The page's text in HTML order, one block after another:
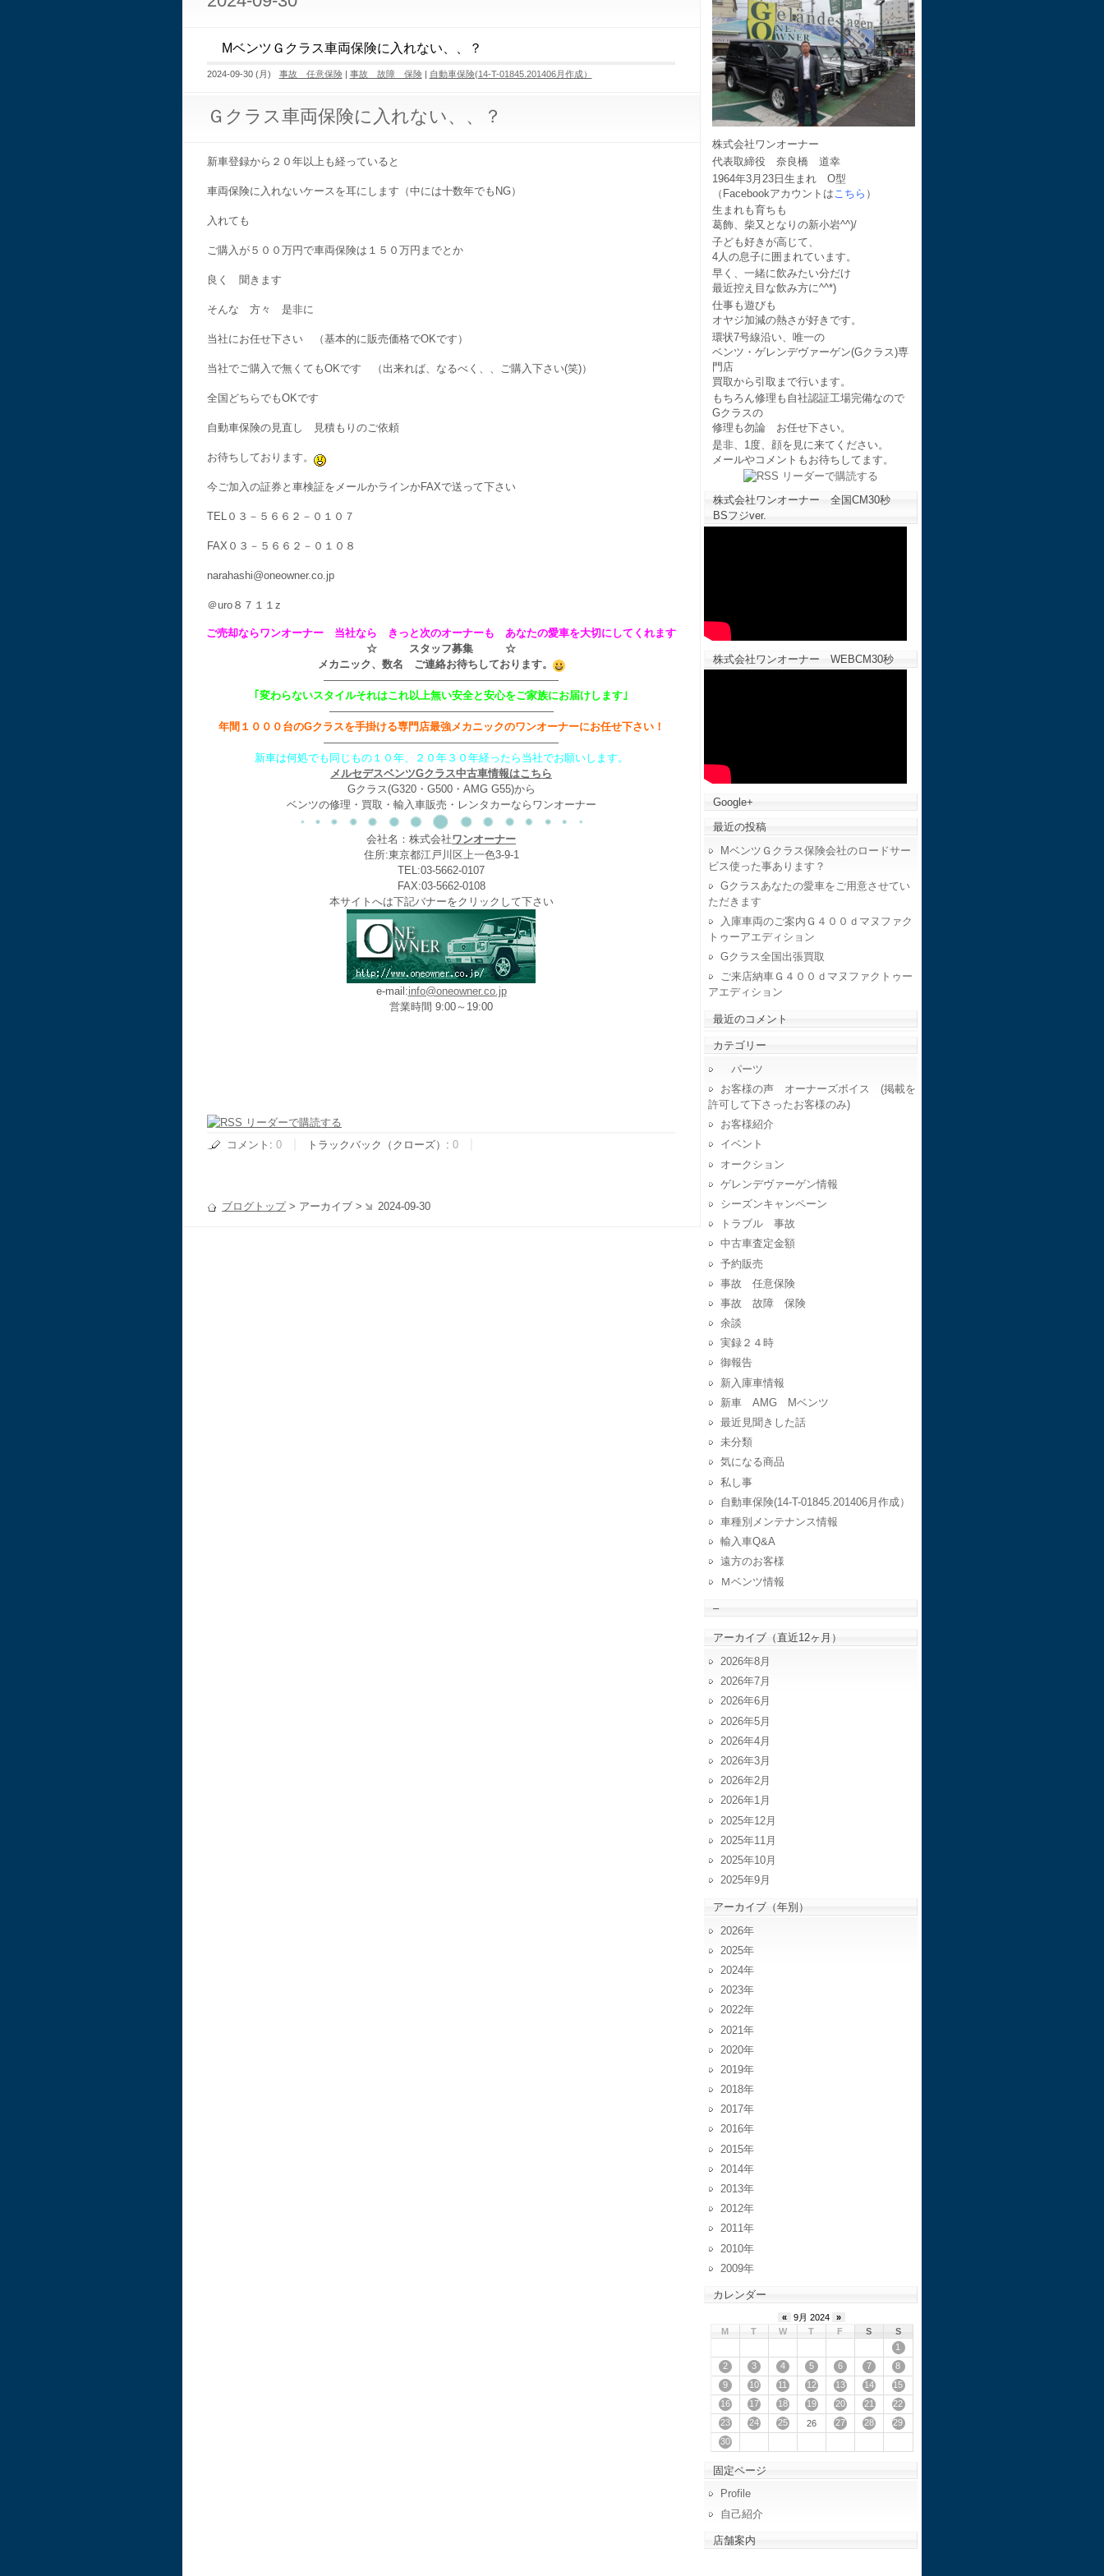
MベンツＧクラス車両保険に入れない、、？
2024-09-30 (月) 事故 任意保険| 事故 故障 保険| 自動車保険(14-T-01845.201406月作成）
Ｇクラス車両保険に入れない、、？
新車登録から２０年以上も経っていると
車両保険に入れないケースを耳にします（中には十数年でもNG）
入れても
ご購入が５００万円で車両保険は１５０万円までとか
良く 聞きます
そんな 方々 是非に
当社にお任せ下さい （基本的に販売価格でOKです）
当社でご購入で無くてもOKです （出来れば、なるべく、、ご購入下さい(笑)）
全国どちらでもOKです
自動車保険の見直し 見積もりのご依頼
お待ちしております。
今ご加入の証券と車検証をメールかラインかFAXで送って下さい
TEL０３－５６６２－０１０７
FAX０３－５６６２－０１０８
narahashi@oneowner.co.jp
＠uro８７１１z
ご売却ならワンオーナー 当社なら きっと次のオーナーも あなたの愛車を大切にしてくれます
☆ スタッフ募集 ☆
メカニック、数名 ご連絡お待ちしております。
——————————————————————
｢変わらないスタイルそれはこれ以上無い安全と安心をご家族にお届けします｣
—————————————————————
年間１０００台のGクラスを手掛ける専門店最強メカニックのワンオーナーにお任せ下さい！
——————————————————————
新車は何処でも同じもの１０年、２０年３０年経ったら当社でお願いします。
メルセデスベンツGクラス中古車情報はこちら
Gクラス(G320・G500・AMG G55)から
ベンツの修理・買取・輸入車販売・レンタカーならワンオーナー
会社名：株式会社ワンオーナー
住所:東京都江戸川区上一色3-9-1
TEL:03-5662-0107
FAX:03-5662-0108
本サイトへは下記バナーをクリックして下さい
e-mail:info@oneowner.co.jp
営業時間 9:00～19:00
コメント : 0 トラックバック（クローズ）: 0
ブログトップ> アーカイブ > 2024-09-30
株式会社ワンオーナー
代表取締役 奈良橋 道幸
1964年3月23日生まれ O型
（Facebookアカウントは こちら ）
生まれも育ちも
葛飾、柴又となりの新小岩^^)/
子ども好きが高じて、
4人の息子に囲まれています。
早く、一緒に飲みたい分だけ
最近控え目な飲み方に^^*)
仕事も遊びも
オヤジ加減の熱さが好きです。
環状7号線沿い、唯一の
ベンツ・ゲレンデヴァーゲン(Gクラス)専
門店
買取から引取まで行います。
もちろん修理も自社認証工場完備なので
Gクラスの
修理も勿論 お任せ下さい。
是非、1度、顔を見に来てください。
メールやコメントもお待ちしてます。
株式会社ワンオーナー 全国CM30秒
BSフジver.
株式会社ワンオーナー WEBCM30秒
Google+
最近の投稿
MベンツＧクラス保険会社のロードサー
ビス使った事あります？
Gクラスあなたの愛車をご用意させてい
ただきます
入庫車両のご案内Ｇ４００ｄマヌファク
トゥーアエディション
Gクラス全国出張買取
ご来店納車Ｇ４００ｄマヌファクトゥー
アエディション
最近のコメント
カテゴリー
パーツ
お客様の声 オーナーズボイス (掲載を
許可して下さったお客様のみ)
お客様紹介
イベント
オークション
ゲレンデヴァーゲン情報
シーズンキャンペーン
トラブル 事故
中古車査定金額
予約販売
事故 任意保険
事故 故障 保険
余談
実録２４時
御報告
新入庫車情報
新車 AMG Mベンツ
最近見聞きした話
未分類
気になる商品
私し事
自動車保険(14-T-01845.201406月作成）
車種別メンテナンス情報
輸入車Q&A
遠方のお客様
Ｍベンツ情報
–
アーカイブ（直近12ヶ月）
2026年8月
2026年7月
2026年6月
2026年5月
2026年4月
2026年3月
2026年2月
2026年1月
2025年12月
2025年11月
2025年10月
2025年9月
アーカイブ（年別）
2026
2025
2024
2023
2022
2021
2020
2019
2018
2017
2016
2015
2014
2013
2012
2011
2010
2009
カレンダー
« 9月 2024
»
M
T W T F S
S
1
2
3 4 5 6 7
8
9
10 11 12 13 14
15
16
17 18 19 20 21
22
23
24 25 26 27 28
29
30
固定ページ
Profile
自己紹介
店舗案内